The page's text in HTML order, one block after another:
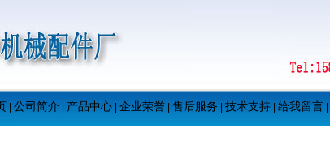
公司简介 产品中心| 企业荣誉| 售后服务 技术支持| 给我留言